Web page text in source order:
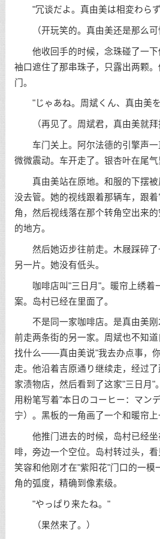
"冗谈だよ。真由美は相変わら
（开玩笑的。真由美还是那么可
他收回手的时候，念珠碰了一
袖口遮住了那串珠子，只露出两颗
门。
"じゃあね。周斌くん、真由美
（再见了。周斌君，真由美就拜
车门关上。阿尔法德的引擎声一
微微震动。车开走了。银杏叶在尾气
真由美站在原地。和服的下摆被
没去管。她的视线跟着那辆车，跟
角，然后视线落在那个转角空出来
的地方。
然后她迈步往前走。木屐踩碎了
另一片。她没有低头。
咖啡店叫"三日月"。暖帘上绣着
案。岛村已经在里面了。
不是同一家咖啡店。是真由美刚
前走两条街的另一家。周斌也不知
找什么——真由美说"我去办点事，
走。他沿着吉原通り继续走，经过
家渍物店，然后看到了这家"三日月"
用粉笔写着"本日のコーヒー：マン
宁）。黑板的一角画了一个和暖帘上
他推门进去的时候，岛村已经坐
啡，旁边一个空位。岛村转过头，
笑容和他刚才在"紫阳花"门口的一
角的弧度，精确到像素级。
"やっぱり来たね。"
（果然来了。）